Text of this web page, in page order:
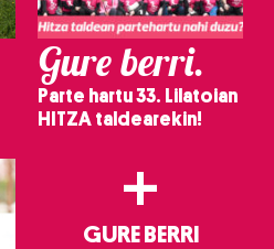
Gure berri.
Parte hartu 33. Lilatoian
HITZA taldearekin!
+
GURE BERRI